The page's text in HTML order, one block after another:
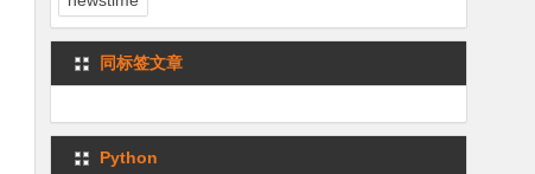
同标签文章
Python